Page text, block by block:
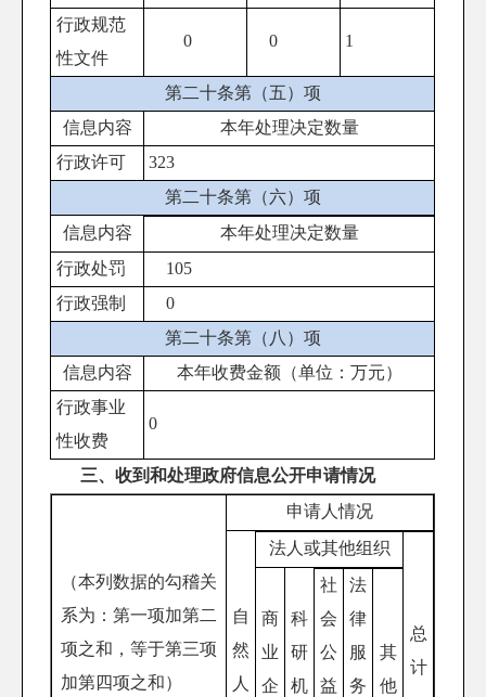
行政规范
性文件
0 0 1
第二十条第（五）项
信息内容
本年处理决定数量
行政许可
323
第二十条第（六）项
信息内容
本年处理决定数量
行政处罚
105
行政强制
0
第二十条第（八）项
信息内容
本年收费金额（单位：万元）
行政事业
性收费
0
三、收到和处理政府信息公开申请情况
（本列数据的勾稽关
系为：第一项加第二
项之和，等于第三项
加第四项之和）
申请人情况
自
然
人
法人或其他组织
总
计
商
业
企
科
研
机
社
会
公
益
法
律
服
务
其
他